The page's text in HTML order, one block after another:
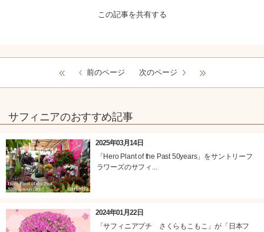
この記事を共有する
前のページ 次のページ
サフィニアのおすすめ記事
2025年03月14日
「Hero Plant of the Past 50years」をサントリーフ
ラワーズのサフィ...
2024年01月22日
「サフィニアプチ さくらもこもこ」が「日本フ